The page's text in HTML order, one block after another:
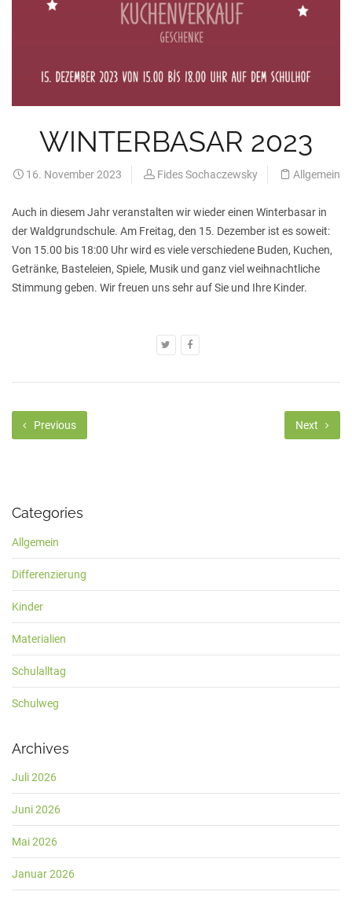
WINTERBASAR 2023
16. November 2023 Fides Sochaczewsky Allgemein
Auch in diesem Jahr veranstalten wir wieder einen Winterbasar in
der Waldgrundschule. Am Freitag, den 15. Dezember ist es soweit:
Von 15.00 bis 18:00 Uhr wird es viele verschiedene Buden, Kuchen,
Getränke, Basteleien, Spiele, Musik und ganz viel weihnachtliche
Stimmung geben. Wir freuen uns sehr auf Sie und Ihre Kinder.
Previous Next
Categories
Allgemein
Differenzierung
Kinder
Materialien
Schulalltag
Schulweg
Archives
Juli 2026
Juni 2026
Mai 2026
Januar 2026